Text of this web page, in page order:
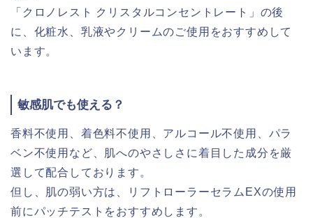
「クロノレスト クリスタルコンセントレート」の後
に、化粧水、乳液やクリームのご使用をおすすめして
います。
敏感肌でも使える？
香料不使用、着色料不使用、アルコール不使用、パラ
ベン不使用など、肌へのやさしさに着目した成分を厳
選して配合しております。
但し、肌の弱い方は、リフトローラーセラムEXの使用
前にパッチテストをおすすめします。